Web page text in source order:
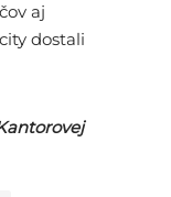
aj
dostali